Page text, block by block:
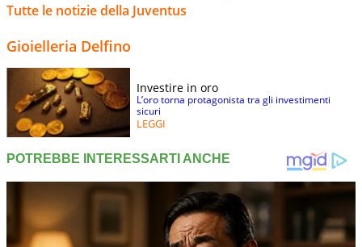
Tutte le notizie della Juventus
Gioielleria Delfino
Investire in oro
L’oro torna protagonista tra gli investimenti
sicuri
LEGGI